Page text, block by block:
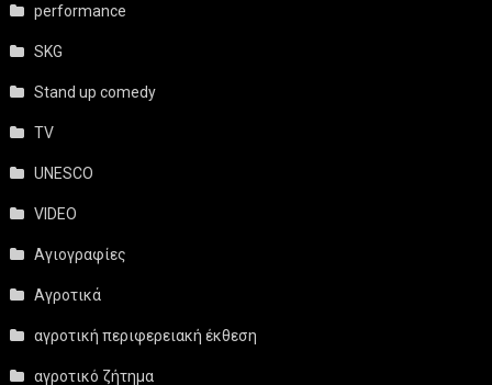
performance
SKG
Stand up comedy
TV
UNESCO
VIDEO
Αγιογραφίες
Αγροτικά
αγροτική περιφερειακή έκθεση
αγροτικό ζήτημα